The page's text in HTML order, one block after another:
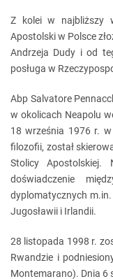
Z kolei w najbliższy
Apostolski w Polsce
Andrzeja Dudy i od
posługa w
Abp Salvatore
w okolicach Neapolu
18 września 1976 r.
filozofii, został
Stolicy Apostolskiej.
doświadczenie
dyplomatycznych
Jugosławii i Irlandii.
28 listopada 1998 r.
Rwandzie i
Montemarano). Dnia 6